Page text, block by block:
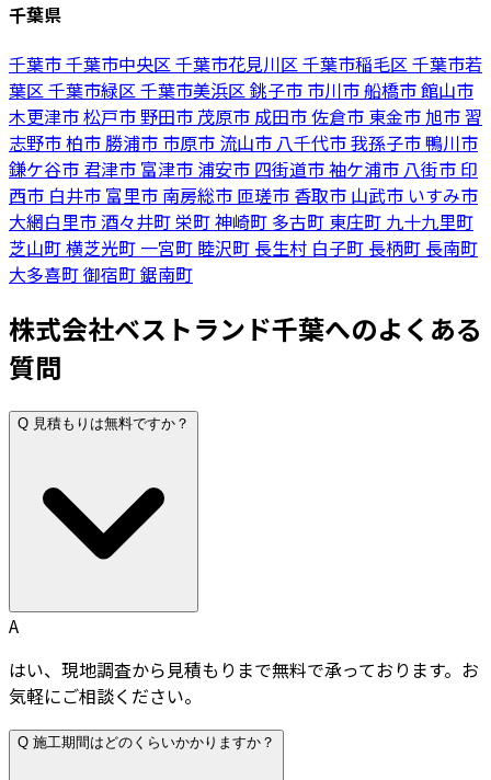
千葉県
千葉市千葉市中央区千葉市花見川区千葉市稲毛区千葉市若
葉区千葉市緑区千葉市美浜区銚子市 市川市船橋市館山市
木更津市松戸市野田市 茂原市 成田市佐倉市 東金市 旭市習
志野市柏市勝浦市 市原市 流山市 八千代市我孫子市鴨川市
鎌ケ谷市 君津市 富津市 浦安市 四街道市袖ケ浦市 八街市 印
西市 白井市 富里市 南房総市 匝瑳市 香取市 山武市 いすみ市
大網白里市酒々井町栄町神崎町 多古町 東庄町 九十九里町
芝山町横芝光町 一宮町 睦沢町 長生村 白子町 長柄町 長南町
大多喜町御宿町鋸南町
株式会社ベストランド千葉へのよくある
質問
Q 見積もりは無料ですか？
A
はい、現地調査から見積もりまで無料で承っております。お
気軽にご相談ください。
Q 施工期間はどのくらいかかりますか？